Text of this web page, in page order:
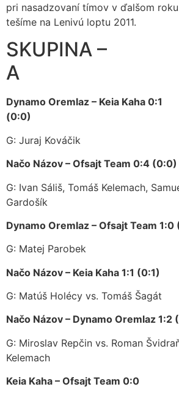
pri nasadzovaní tímov v ďalšom
tešíme na Lenivú loptu 2011.
SKUPINA –
A
Dynamo Oremlaz – Keia Kaha 0:1
(0:0)
G: Juraj Kováčik
Načo Názov – Ofsajt Team 0:4 (0:0)
G: Ivan Sáliš, Tomáš Kelemach,
Gardošík
Dynamo Oremlaz – Ofsajt Team 1:0
G: Matej Parobek
Načo Názov – Keia Kaha 1:1 (0:1)
G: Matúš Holécy vs. Tomáš Šagát
Načo Názov – Dynamo Oremlaz 1:2
G: Miroslav Repčin vs. Roman
Kelemach
Keia Kaha – Ofsajt Team 0:0